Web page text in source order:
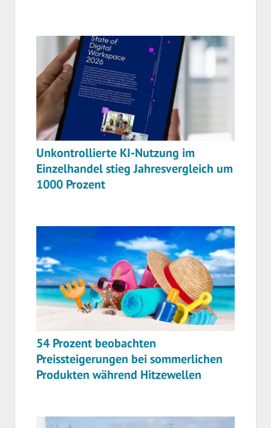
Unkontrollierte KI-Nutzung im
Einzelhandel stieg Jahresvergleich um
1000 Prozent
54 Prozent beobachten
Preissteigerungen bei sommerlichen
Produkten während Hitzewellen